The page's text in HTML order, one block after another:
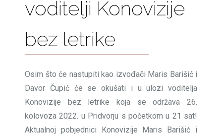
voditelji Konovizije
bez letrike
Osim što će nastupiti kao izvođači Maris Barišić i
Davor Čupić će se okušati i u ulozi voditelja
Konovizije bez letrike koja se održava 26.
kolovoza 2022. u Pridvorju s početkom u 21 sat!
Aktualnoj pobjednici Konovizije Maris Barišić i